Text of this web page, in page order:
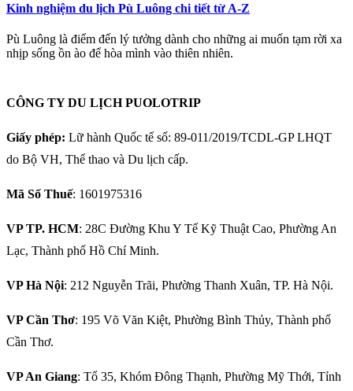
Kinh nghiệm du lịch Pù Luông chi tiết từ A-Z
Pù Luông là điểm đến lý tưởng dành cho những ai muốn tạm rời xa
nhịp sống ồn ào để hòa mình vào thiên nhiên.
CÔNG TY DU LỊCH PUOLOTRIP
Giấy phép: Lữ hành Quốc tế số: 89-011/2019/TCDL-GP LHQT
do Bộ VH, Thể thao và Du lịch cấp.
Mã Số Thuế: 1601975316
VP TP. HCM: 28C Đường Khu Y Tế Kỹ Thuật Cao, Phường An
Lạc, Thành phố Hồ Chí Minh.
VP Hà Nội: 212 Nguyễn Trãi, Phường Thanh Xuân, TP. Hà Nội.
VP Cần Thơ: 195 Võ Văn Kiệt, Phường Bình Thủy, Thành phố
Cần Thơ.
VP An Giang: Tổ 35, Khóm Đông Thạnh, Phường Mỹ Thới, Tỉnh